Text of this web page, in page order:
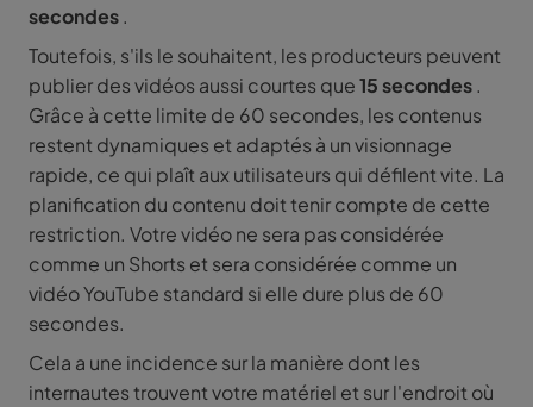
secondes.
Toutefois, s'ils le souhaitent, les producteurs peuvent
publier des vidéos aussi courtes que15 secondes.
Grâce à cette limite de 60 secondes, les contenus
restent dynamiques et adaptés à un visionnage
rapide, ce qui plaît aux utilisateurs qui défilent vite. La
planification du contenu doit tenir compte de cette
restriction. Votre vidéo ne sera pas considérée
comme un Shorts et sera considérée comme un
vidéo YouTube standard si elle dure plus de 60
secondes.
Cela a une incidence sur la manière dont les
internautes trouvent votre matériel et sur l'endroit où